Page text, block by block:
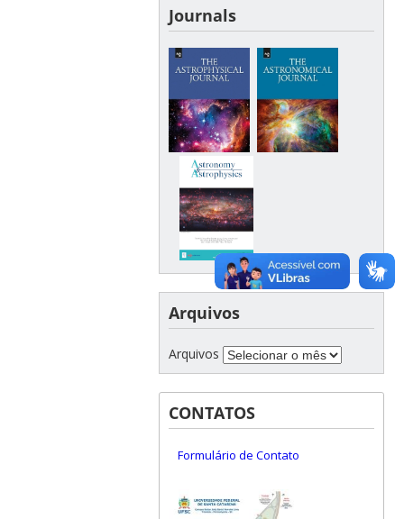
Journals
Arquivos
Arquivos
CONTATOS
Formulário de Contato